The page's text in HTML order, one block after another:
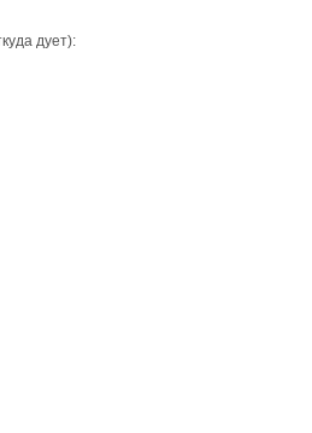
дует):